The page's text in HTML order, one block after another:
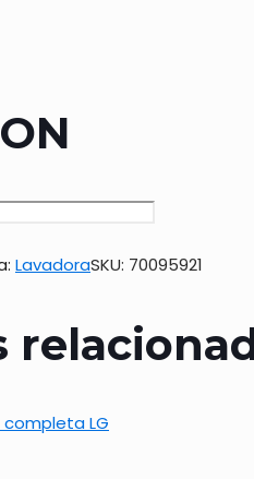
LavadoraSKU: 70095921